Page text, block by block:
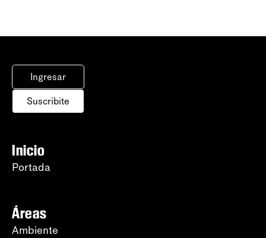
Ingresar
Suscribite
Inicio
Portada
Áreas
Ambiente